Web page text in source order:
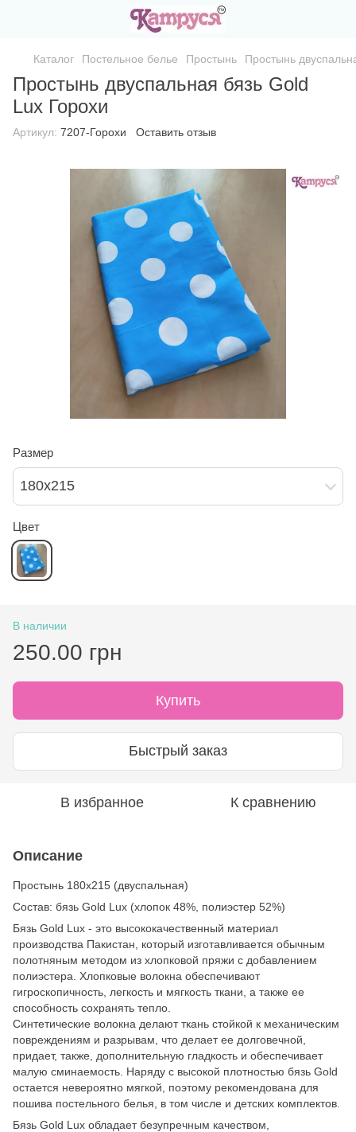
Каталог Постельное белье Простынь Простынь
Простынь двуспальная бязь Gold
Lux Горохи
Артикул: 7207-Горохи Оставить отзыв
Размер
180х215
Цвет
В наличии
250.00 грн
Купить
Быстрый заказ
В избранное К сравнению
Описание
Простынь 180х215 (двуспальная)
Состав: бязь Gold Lux (хлопок 48%, полиэстер 52%)
Бязь Gold Lux - это высококачественный материал
производства Пакистан, который изготавливается обычным
полотняным методом из хлопковой пряжи с добавлением
полиэстера. Хлопковые волокна обеспечивают
гигроскопичность, легкость и мягкость ткани, а также ее
способность сохранять тепло.
Синтетические волокна делают ткань стойкой к механическим
повреждениям и разрывам, что делает ее долговечной,
придает, также, дополнительную гладкость и обеспечивает
малую сминаемость. Наряду с высокой плотностью бязь Gold
остается невероятно мягкой, поэтому рекомендована для
пошива постельного белья, в том числе и детских комплектов.
Бязь Gold Lux обладает безупречным качеством,